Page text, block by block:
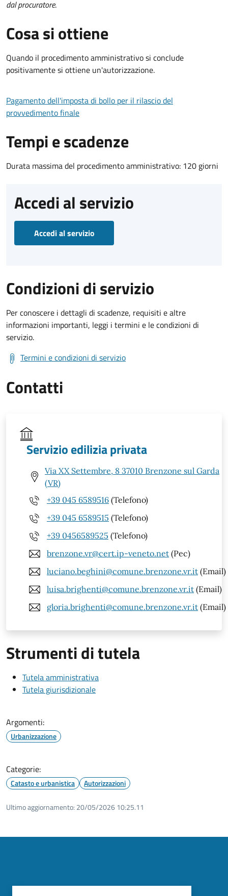
dal procuratore.
Cosa si ottiene
Quando il procedimento amministrativo si conclude
positivamente si ottiene un'autorizzazione.
Pagamento dell'imposta di bollo per il rilascio del
provvedimento finale
Tempi e scadenze
Durata massima del procedimento amministrativo: 120 giorni
Accedi al servizio
Accedi al servizio
Condizioni di servizio
Per conoscere i dettagli di scadenze, requisiti e altre
informazioni importanti, leggi i termini e le condizioni di
servizio.
Termini e condizioni di servizio
Contatti
Servizio edilizia privata
Via XX Settembre, 8 37010 Brenzone sul Garda
(VR)
+39 045 6589516 (Telefono)
+39 045 6589515 (Telefono)
+39 0456589525 (Telefono)
brenzone.vr@cert.ip-veneto.net (Pec)
luciano.beghini@comune.brenzone.vr.it (Email)
luisa.brighenti@comune.brenzone.vr.it (Email)
gloria.brighenti@comune.brenzone.vr.it (Email)
Strumenti di tutela
Tutela amministrativa
Tutela giurisdizionale
Argomenti:
Urbanizzazione
Categorie:
Catasto e urbanistica Autorizzazioni
Ultimo aggiornamento: 20/05/2026 10:25.11